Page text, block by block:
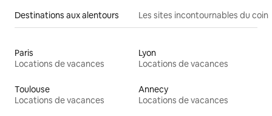
Destinations aux alentours Les sites incontournables du coin
Paris
Locations de vacances
Lyon
Locations de vacances
Toulouse
Locations de vacances
Annecy
Locations de vacances